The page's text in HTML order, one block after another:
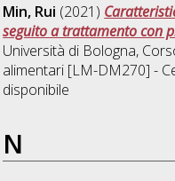
Min, Rui (2021)
seguito a trattamento con
Università di Bologna,
alimentari [LM-DM270] -
disponibile
N